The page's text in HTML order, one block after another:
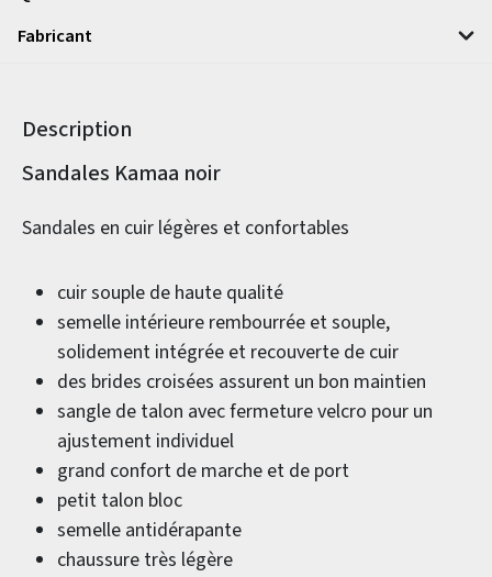
Fabricant
Description
Informations sur le produit
Sandales Kamaa noir
Sandales en cuir légères et confortables
cuir souple de haute qualité
semelle intérieure rembourrée et souple,
solidement intégrée et recouverte de cuir
des brides croisées assurent un bon maintien
sangle de talon avec fermeture velcro pour un
ajustement individuel
grand confort de marche et de port
petit talon bloc
semelle antidérapante
chaussure très légère